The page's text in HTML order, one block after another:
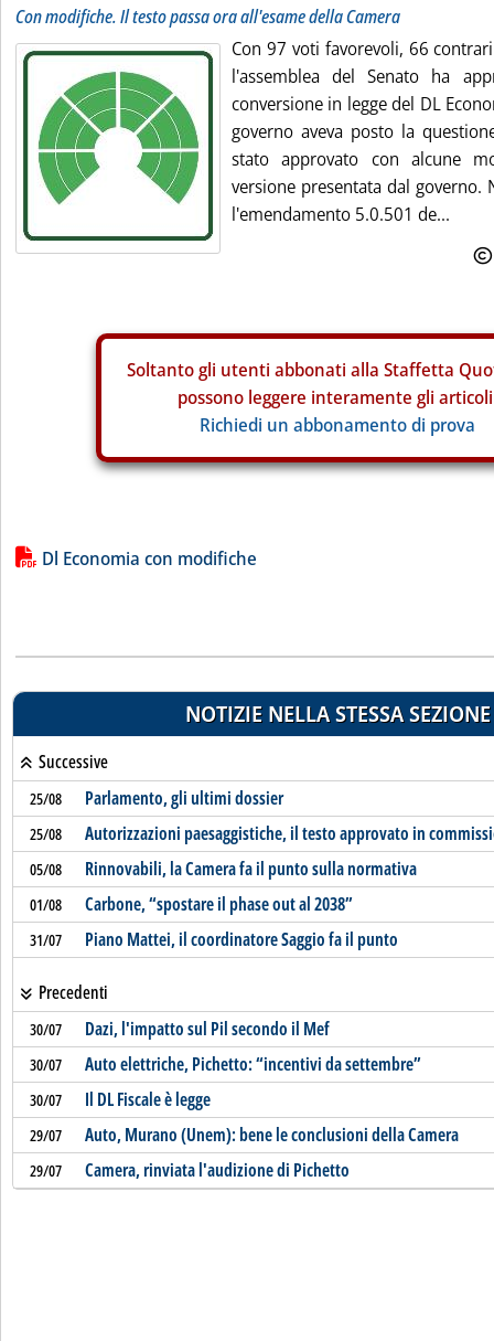
Con modifiche. Il testo passa ora all'esame della Camera
Con 97 voti favorevoli, 66
l'assemblea del Senato ha
conversione in legge del DL
governo aveva posto la
stato approvato con alcune
versione presentata dal governo.
l'emendamento 5.0.501 de...
Soltanto gli utenti abbonati alla Staffetta
possono leggere interamente gli
Richiedi un abbonamento di prova
Lista allegati PDF alla notizia
Dl Economia con modifiche
NOTIZIE NELLA STESSA SEZIONE
Successive
25/08 Parlamento, gli ultimi dossier
25/08 Autorizzazioni paesaggistiche, il testo approvato in
05/08 Rinnovabili, la Camera fa il punto sulla normativa
01/08 Carbone, “spostare il phase out al 2038”
31/07 Piano Mattei, il coordinatore Saggio fa il punto
Precedenti
30/07 Dazi, l'impatto sul Pil secondo il Mef
30/07 Auto elettriche, Pichetto: “incentivi da settembre”
30/07 Il DL Fiscale è legge
29/07 Auto, Murano (Unem): bene le conclusioni della Camera
29/07 Camera, rinviata l'audizione di Pichetto